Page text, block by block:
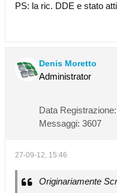
PS: la ric. DDE e stato
Denis Moretto
Administrator
Data Registrazione:
Messaggi: 3607
27-09-12, 15:46
Originariamente